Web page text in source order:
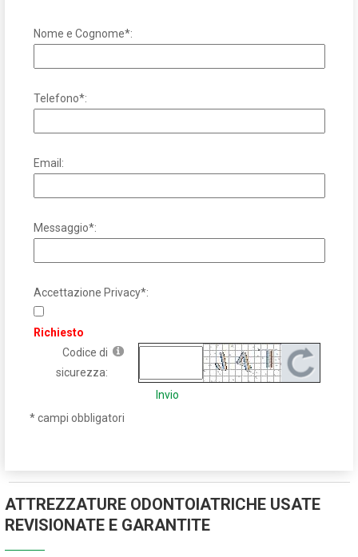
Nome e Cognome*:
Telefono*:
Email:
Messaggio*:
Accettazione Privacy*:
Richiesto
Codice di
sicurezza:
Invio
* campi obbligatori
ATTREZZATURE ODONTOIATRICHE USATE
REVISIONATE E GARANTITE